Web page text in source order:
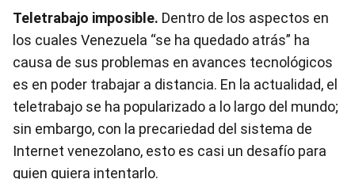
Teletrabajo imposible. Dentro de los aspectos en
los cuales Venezuela “se ha quedado atrás” ha
causa de sus problemas en avances tecnológicos
es en poder trabajar a distancia. En la actualidad, el
teletrabajo se ha popularizado a lo largo del mundo;
sin embargo, con la precariedad del sistema de
Internet venezolano, esto es casi un desafío para
quien quiera intentarlo.